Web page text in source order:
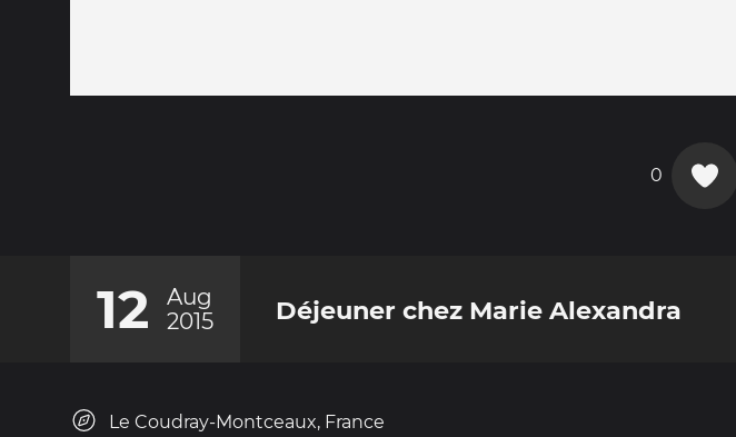
0
12
Aug
2015
Déjeuner chez Marie Alexandra
Le Coudray-Montceaux, France